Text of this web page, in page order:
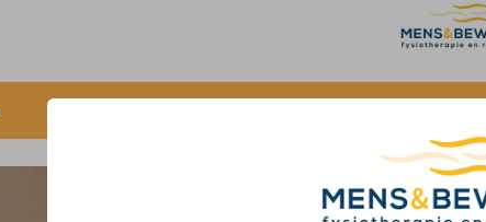
Zonder doorverwijzing van de